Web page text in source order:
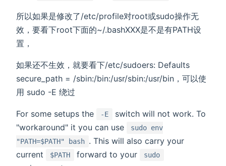
所以如果是修改了/etc/profile对root或sudo操作无
效，要看下root下面的~/.bashXXX是不是有PATH设
置，
如果还不生效，就要看下/etc/sudoers: Defaults
secure_path = /sbin:/bin:/usr/sbin:/usr/bin，可以使
用 sudo -E 绕过
For some setups the -E
switch will not work. To
"workaround" it you can use
sudo env
"PATH=$PATH" bash . This will also carry your
current
$PATH forward to your sudo